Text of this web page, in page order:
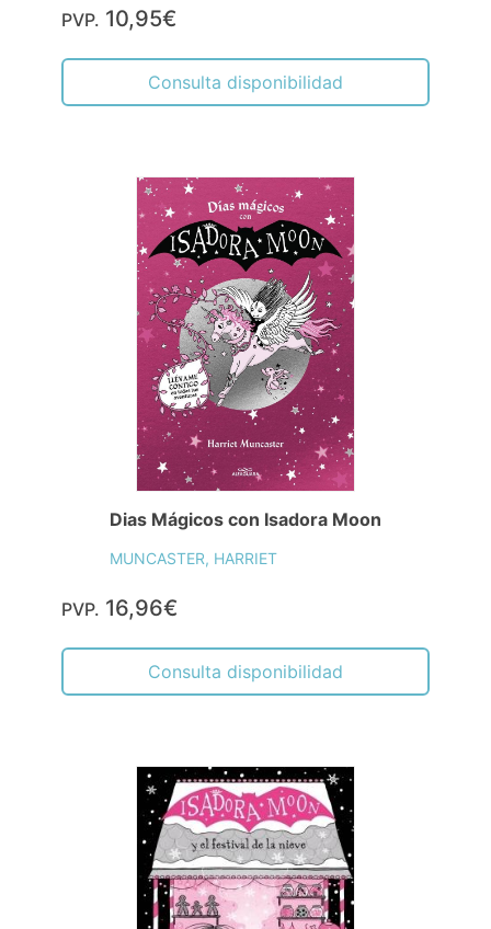
PVP. 10,95€
Consulta disponibilidad
Dias Mágicos con Isadora Moon
MUNCASTER, HARRIET
PVP. 16,96€
Consulta disponibilidad